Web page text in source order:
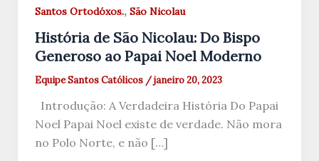
Santos Ortodóxos., São Nicolau
História de São Nicolau: Do Bispo
Generoso ao Papai Noel Moderno
Equipe Santos Católicos /janeiro 20, 2023
Introdução: A Verdadeira História Do Papai
Noel Papai Noel existe de verdade. Não mora
no Polo Norte, e não […]